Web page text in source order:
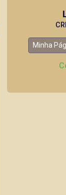
Minha